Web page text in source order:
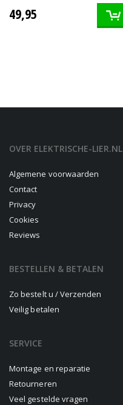
49,95
OVER ELEKTRISCHE-LIER.NL
Algemene voorwaarden
Contact
Privacy
Cookies
Reviews
BESTELLEN & BETALEN
Zo bestelt u / Verzenden
Veilig betalen
SERVICE
Montage en reparatie
Retourneren
Veel gestelde vragen